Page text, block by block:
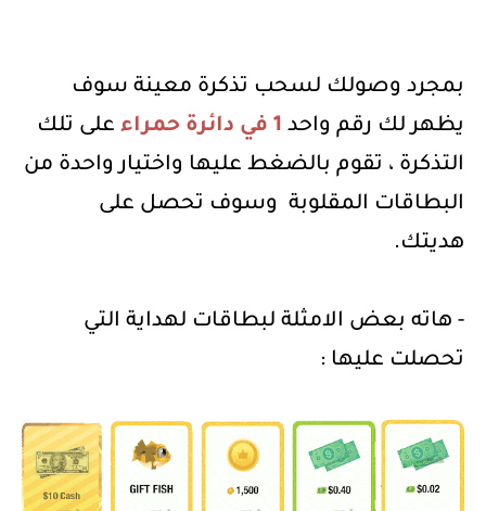
بمجرد وصولك لسحب تذكرة معينة سوف
يظهر لك رقم واحد 1 في دائرة حمراء
على تلك
التذكرة ، تقوم بالضغط عليها واختيار واحدة من
البطاقات المقلوبة وسوف تحصل على
هديتك.
- هاته بعض الامثلة لبطاقات لهداية التي
تحصلت عليها :